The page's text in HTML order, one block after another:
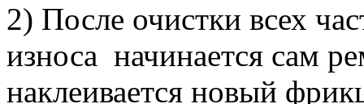
2) После очистки всех
износа начинается сам
наклеивается новый